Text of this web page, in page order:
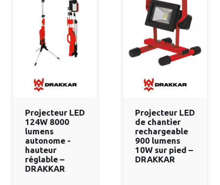
Projecteur LED
124W 8000
lumens
autonome -
hauteur
réglable –
DRAKKAR
Projecteur LED
de chantier
rechargeable
900 lumens
10W sur pied –
DRAKKAR